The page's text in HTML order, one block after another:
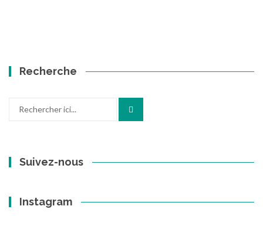
Recherche
Suivez-nous
Instagram